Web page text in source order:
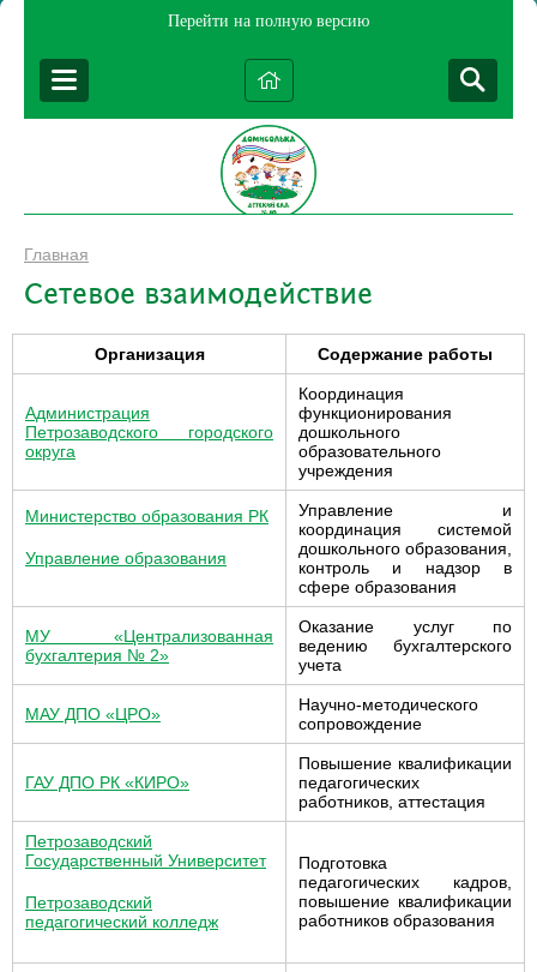
Перейти на полную версию
Главная
Сетевое взаимодействие
Организация Содержание работы
Администрация
Петрозаводского городского
округа
Координация
функционирования
дошкольного
образовательного
учреждения
Министерство образования РК
Управление образования
Управление и
координация системой
дошкольного образования,
контроль и надзор в
сфере образования
МУ «Централизованная
бухгалтерия № 2»
Оказание услуг по
ведению бухгалтерского
учета
МАУ ДПО «ЦРО»
Научно-методического
сопровождение
ГАУ ДПО РК «КИРО»
Повышение квалификации
педагогических
работников, аттестация
Петрозаводский
Государственный Университет
Петрозаводский
педагогический колледж
Подготовка
педагогических кадров,
повышение квалификации
работников образования